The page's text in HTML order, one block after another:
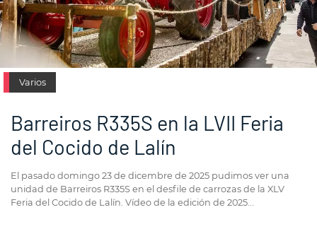
Varios
Barreiros R335S en la LVII Feria
del Cocido de Lalín
El pasado domingo 23 de dicembre de 2025 pudimos ver una
unidad de Barreiros R335S en el desfile de carrozas de la XLV
Feria del Cocido de Lalín. Vídeo de la edición de 2025...